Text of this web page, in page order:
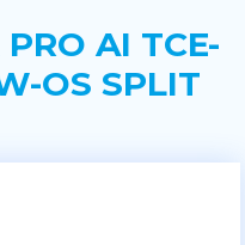
AI TCE-
OS SPLIT